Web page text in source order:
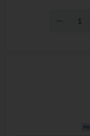
Down